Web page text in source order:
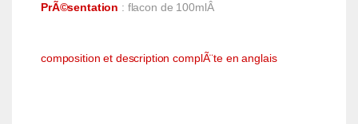
PrÃ©sentation : flacon de 100mlÂ
composition et description complÃ¨te en anglais